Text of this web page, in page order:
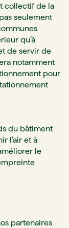
collectif de la
seulement
qu’à
de servir de
notamment
pour
du bâtiment
l’air et à
le
partenaires